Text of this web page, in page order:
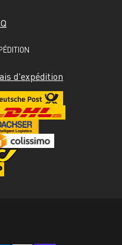
d'expédition